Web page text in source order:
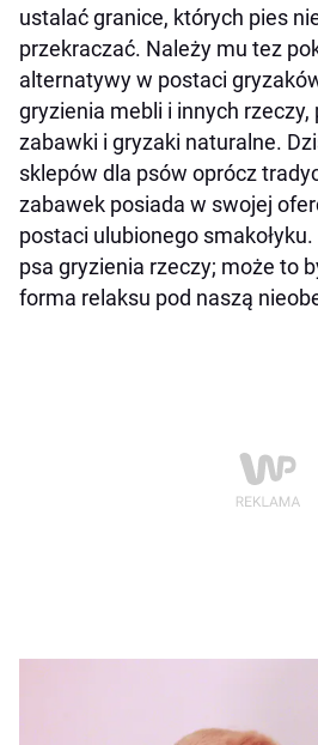
ustalać granice, których pies
przekraczać. Należy mu tez
alternatywy w postaci
gryzienia mebli i innych rzeczy,
zabawki i gryzaki naturalne.
sklepów dla psów oprócz
zabawek posiada w swojej
postaci ulubionego
psa gryzienia rzeczy; może to
forma relaksu pod naszą